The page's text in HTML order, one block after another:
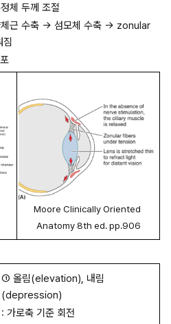
체 두께 조절
체근 수축 → 섬모체 수축 → zonular
Moore Clinically Oriented
Anatomy 8th ed. pp.906
① 올림(elevation), 내림
(depression)
: 가로축 기준 회전